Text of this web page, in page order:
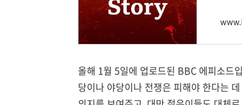
올해 1월 5일에 업로드된 BBC 에피소드
당이나 야당이나 전쟁은 피해야 한다는